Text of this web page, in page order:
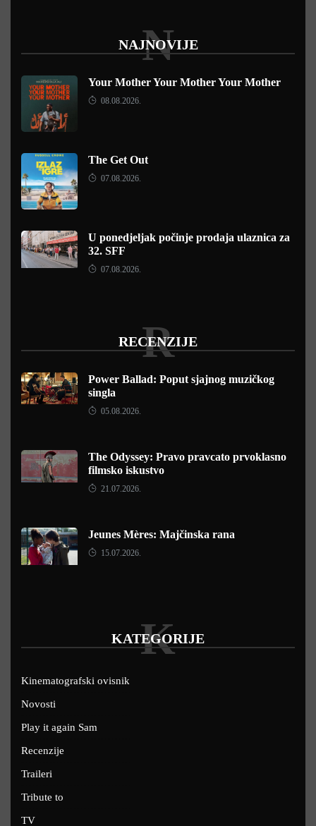
NAJNOVIJE
N
Your Mother Your Mother Your Mother
08.08.2026.
The Get Out
07.08.2026.
U ponedjeljak počinje prodaja ulaznica za
32. SFF
07.08.2026.
RECENZIJE
R
Power Ballad: Poput sjajnog muzičkog
singla
05.08.2026.
The Odyssey: Pravo pravcato prvoklasno
filmsko iskustvo
21.07.2026.
Jeunes Mères: Majčinska rana
15.07.2026.
KATEGORIJE
K
Kinematografski ovisnik
Novosti
Play it again Sam
Recenzije
Traileri
Tribute to
TV